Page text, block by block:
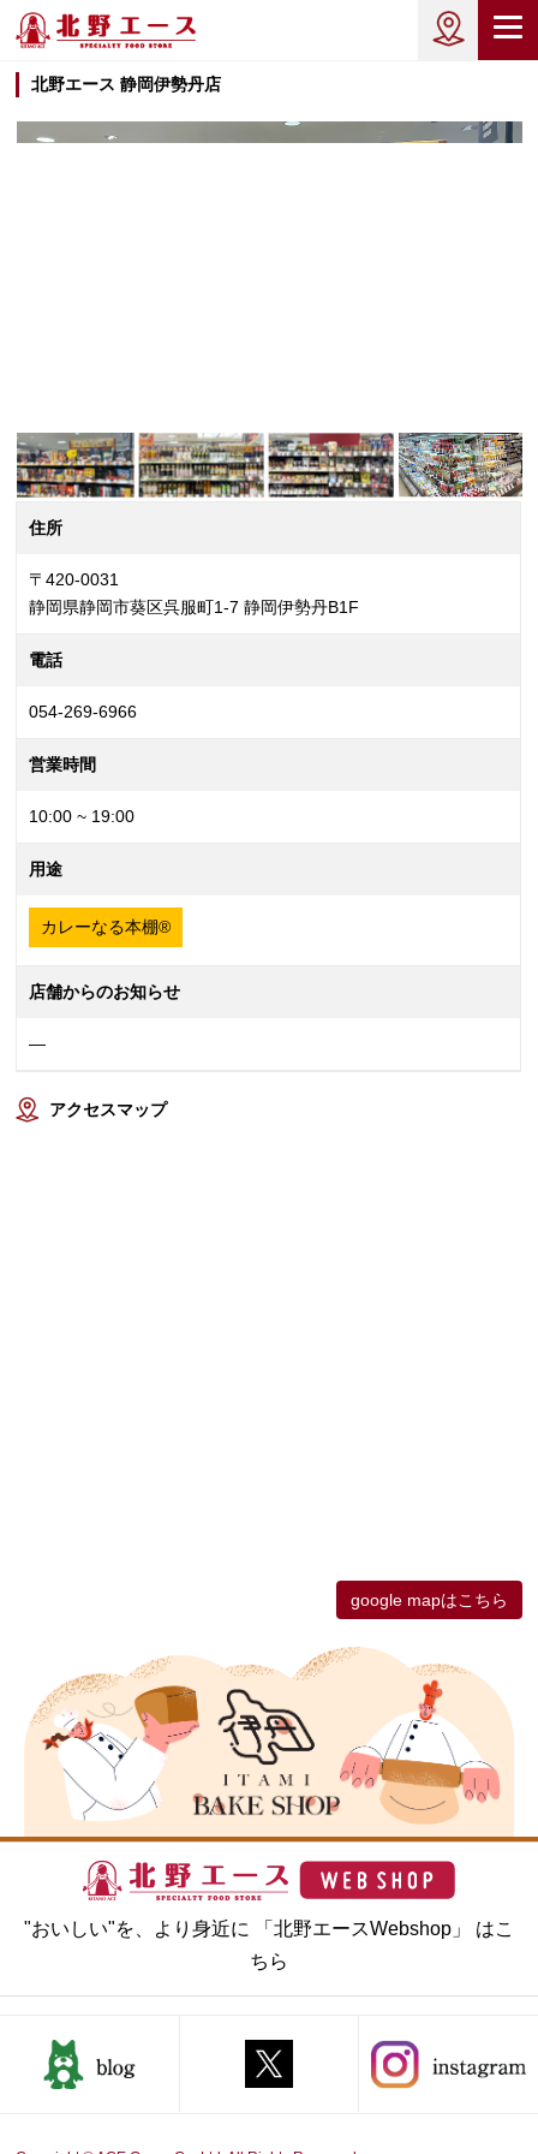
北野エース 静岡伊勢丹店
住所
〒420-0031
静岡県静岡市葵区呉服町1-7 静岡伊勢丹B1F
電話
054-269-6966
営業時間
10:00 ~ 19:00
用途
カレーなる本棚®
店舗からのお知らせ
—
アクセスマップ
google mapはこちら
"おいしい"を、より身近に 「北野エースWebshop」 はこ
ちら